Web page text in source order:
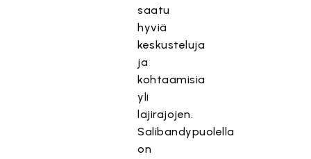
saatu
hyviä
keskusteluja
ja
kohtaamisia
yli
lajirajojen.
Salibandypuolella
on